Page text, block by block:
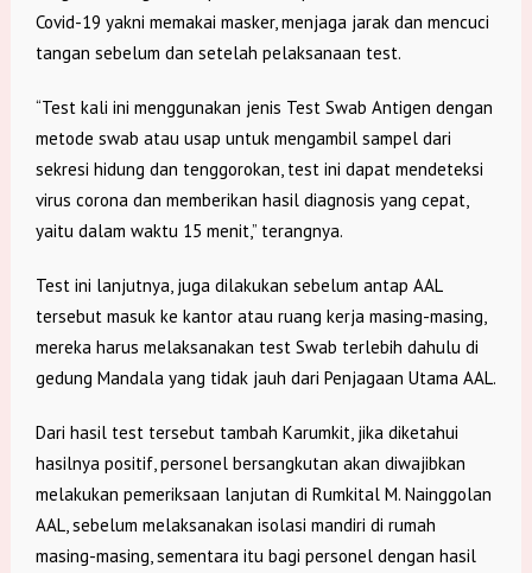
Covid-19 yakni memakai masker, menjaga jarak dan mencuci
tangan sebelum dan setelah pelaksanaan test.
“Test kali ini menggunakan jenis Test Swab Antigen dengan
metode swab atau usap untuk mengambil sampel dari
sekresi hidung dan tenggorokan, test ini dapat mendeteksi
virus corona dan memberikan hasil diagnosis yang cepat,
yaitu dalam waktu 15 menit,” terangnya.
Test ini lanjutnya, juga dilakukan sebelum antap AAL
tersebut masuk ke kantor atau ruang kerja masing-masing,
mereka harus melaksanakan test Swab terlebih dahulu di
gedung Mandala yang tidak jauh dari Penjagaan Utama AAL.
Dari hasil test tersebut tambah Karumkit, jika diketahui
hasilnya positif, personel bersangkutan akan diwajibkan
melakukan pemeriksaan lanjutan di Rumkital M. Nainggolan
AAL, sebelum melaksanakan isolasi mandiri di rumah
masing-masing, sementara itu bagi personel dengan hasil